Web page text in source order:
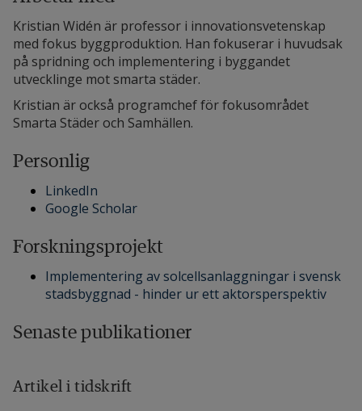
Kristian Widén är professor i innovationsvetenskap
med fokus byggproduktion. Han fokuserar i huvudsak
på spridning och implementering i byggandet
utvecklinge mot smarta städer.
Kristian är också programchef för fokusområdet
Smarta Städer och Samhällen.
Personlig
LinkedIn
Google Scholar
Forskningsprojekt
Implementering av solcellsanlaggningar i svensk
stadsbyggnad - hinder ur ett aktorsperspektiv
Senaste publikationer
Artikel i tidskrift